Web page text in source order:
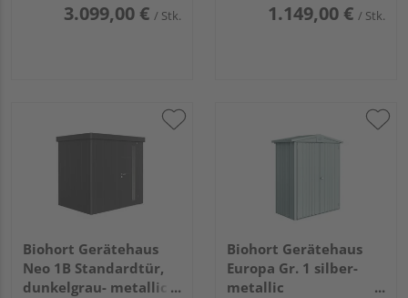
3.099,00 € / Stk. 1.149,00 € / Stk.
Biohort Gerätehaus
Neo 1B Standardtür,
dunkelgrau- metallic
Biohort Gerätehaus
Europa Gr. 1 silber-
metallic